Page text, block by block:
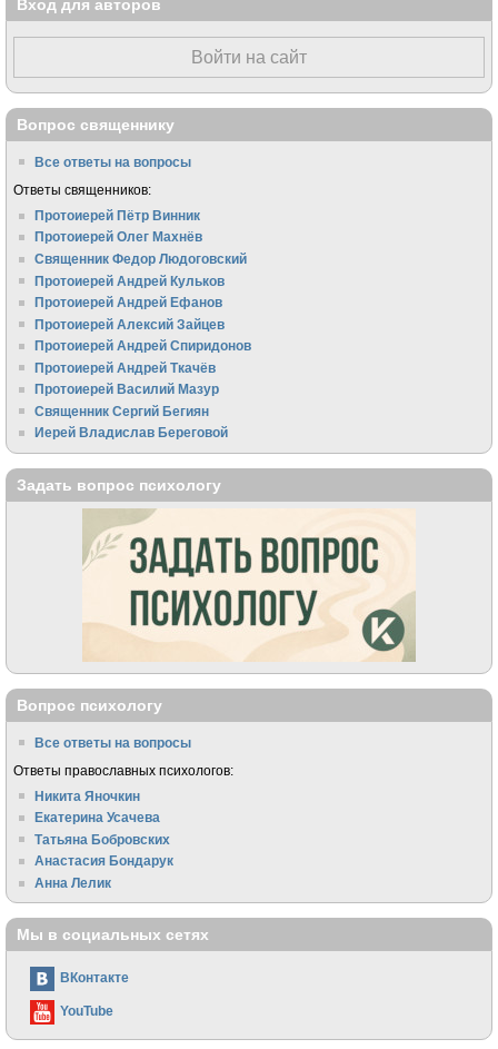
Вход для авторов
Войти на сайт
Вопрос священнику
Все ответы на вопросы
Ответы священников:
Протоиерей Пётр Винник
Протоиерей Олег Махнёв
Священник Федор Людоговский
Протоиерей Андрей Кульков
Протоиерей Андрей Ефанов
Протоиерей Алексий Зайцев
Протоиерей Андрей Спиридонов
Протоиерей Андрей Ткачёв
Протоиерей Василий Мазур
Священник Сергий Бегиян
Иерей Владислав Береговой
Задать вопрос психологу
Вопрос психологу
Все ответы на вопросы
Ответы православных психологов:
Никита Яночкин
Екатерина Усачева
Татьяна Бобровских
Анастасия Бондарук
Анна Лелик
Мы в социальных сетях
ВКонтакте
YouTube